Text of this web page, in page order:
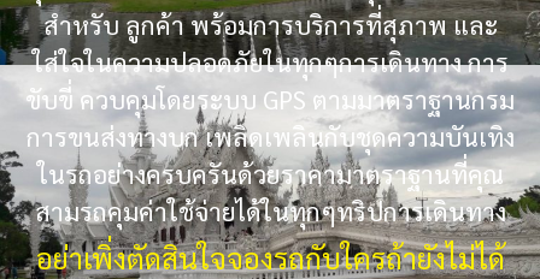
สำหรับ ลูกค้า พร้อมการบริการที่สุภาพ และ
ใส่ใจในความปลอดภัยในทุกๆการเดินทาง การ
ขับขี่ ควบคุมโดยระบบ GPS ตามมาตราฐานกรม
การขนส่งทางบก เพลิดเพลินกับชุดความบันเทิง
ในรถอย่างครบครันด้วยราคามาตราฐานที่คุณ
สามรถคุมค่าใช้จ่ายได้ในทุกๆทริปการเดินทาง
อย่าเพิ่งตัดสินใจจองรถกับใครถ้ายังไม่ได้